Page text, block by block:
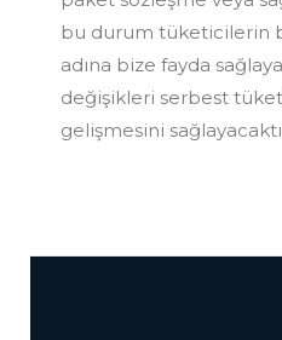
bu durum tüketicilerin
adına bize fayda
değişikleri serbest
gelişmesini